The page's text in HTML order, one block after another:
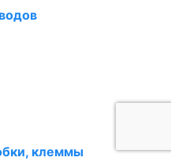
клеммы